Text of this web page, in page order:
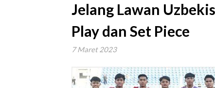
Jelang Lawan
Play dan Set Piece
7 Maret 2023